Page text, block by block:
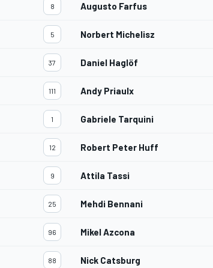
8 Augusto Farfus
5 Norbert Michelisz
37 Daniel Haglöf
111 Andy Priaulx
1 Gabriele Tarquini
12 Robert Peter Huff
9 Attila Tassi
25 Mehdi Bennani
96 Mikel Azcona
88 Nick Catsburg